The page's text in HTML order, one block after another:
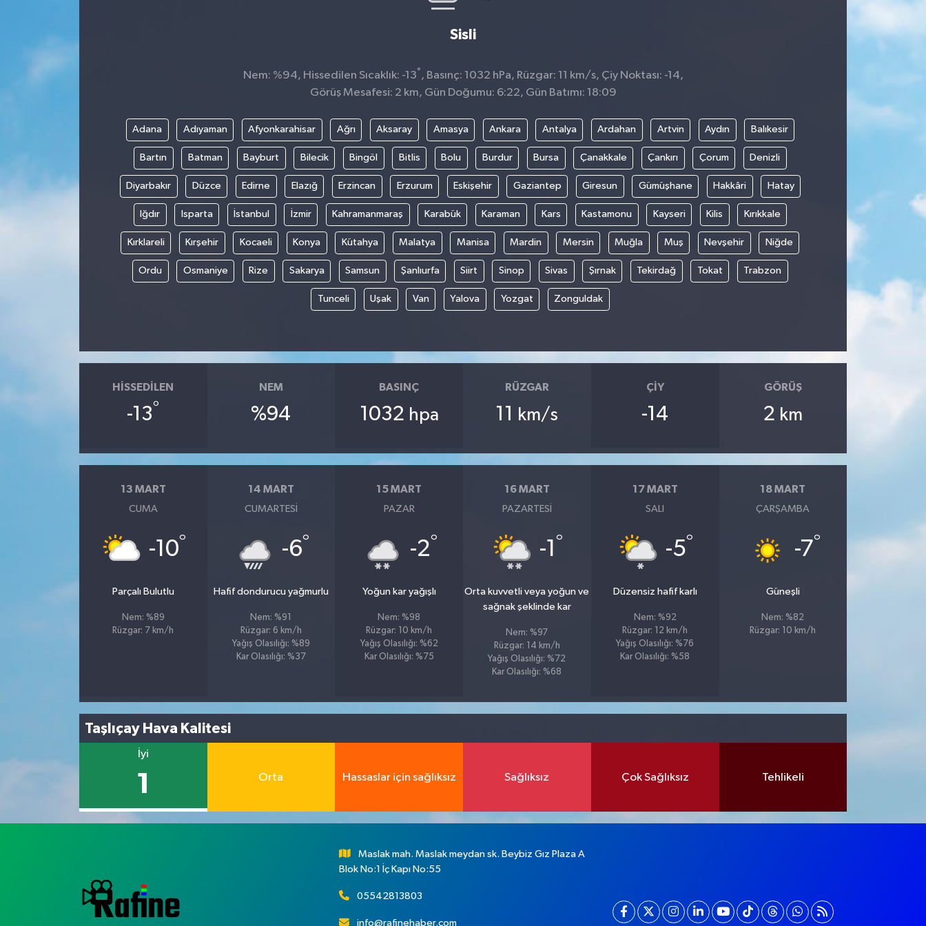
Sisli
Nem: %94, Hissedilen Sıcaklık: -13° , Basınç: 1032 hPa, Rüzgar: 11 km/s, Çiy Noktası: -14,
Görüş Mesafesi: 2 km, Gün Doğumu: 6:22, Gün Batımı: 18:09
Adana Adıyaman Afyonkarahisar Ağrı Aksaray Amasya Ankara Antalya Ardahan Artvin Aydın Balıkesir
Bartın Batman Bayburt Bilecik Bingöl Bitlis Bolu Burdur Bursa Çanakkale Çankırı Çorum Denizli
Diyarbakır Düzce Edirne Elazığ Erzincan Erzurum Eskişehir Gaziantep Giresun Gümüşhane Hakkâri Hatay
Iğdır Isparta İstanbul İzmir Kahramanmaraş Karabük Karaman Kars Kastamonu Kayseri Kilis Kırıkkale
Kırklareli Kırşehir Kocaeli Konya Kütahya Malatya Manisa Mardin Mersin Muğla Muş Nevşehir Niğde
Ordu Osmaniye Rize Sakarya Samsun Şanlıurfa Siirt Sinop Sivas Şırnak Tekirdağ Tokat Trabzon
Tunceli Uşak Van Yalova Yozgat Zonguldak
HISSEDILEN
-13°
NEM
%94
BASINÇ
1032 hpa
RÜZGAR
11 km/s
ÇIY
-14
GÖRÜŞ
2 km
13 MART
CUMA
-10°
Parçalı Bulutlu
Nem: %89
Rüzgar: 7 km/h
14 MART
CUMARTESI
-6°
Hafif dondurucu yağmurlu
Nem: %91
Rüzgar: 6 km/h
Yağış Olasılığı: %89
Kar Olasılığı: %37
15 MART
PAZAR
-2°
Yoğun kar yağışlı
Nem: %98
Rüzgar: 10 km/h
Yağış Olasılığı: %62
Kar Olasılığı: %75
16 MART
PAZARTESI
-1 °
Orta kuvvetli veya yoğun ve
sağnak şeklinde kar
Nem: %97
Rüzgar: 14 km/h
Yağış Olasılığı: %72
Kar Olasılığı: %68
17 MART
SALI
-5°
Düzensiz hafif karlı
Nem: %92
Rüzgar: 12 km/h
Yağış Olasılığı: %76
Kar Olasılığı: %58
18 MART
ÇARŞAMBA
-7°
Güneşli
Nem: %82
Rüzgar: 10 km/h
Taşlıçay Hava Kalitesi
İyi
1 Orta Hassaslar için sağlıksız Sağlıksız Çok Sağlıksız Tehlikeli
Maslak mah. Maslak meydan sk. Beybiz Gız Plaza A
Blok No:1 İç Kapı No:55
05542813803
info@rafinehaber.com